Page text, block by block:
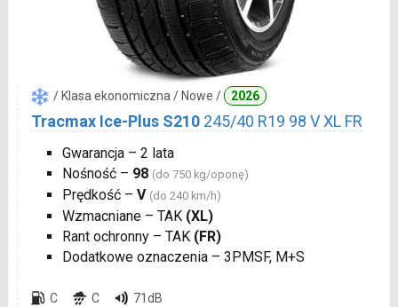
/ Klasa ekonomiczna / Nowe / 2026
Tracmax Ice-Plus S210 245/40 R19 98 V XL FR
Gwarancja – 2 lata
Nośność – 98 (do 750 kg/oponę)
Prędkość – V (do 240 km/h)
Wzmacniane – TAK (XL)
Rant ochronny – TAK (FR)
Dodatkowe oznaczenia – 3PMSF, M+S
C C 71dB